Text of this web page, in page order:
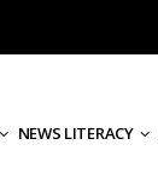
NEWS LITERACY